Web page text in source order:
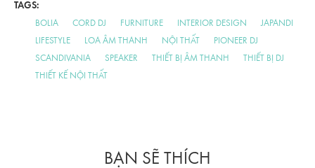
TAGS:
BOLIA CORD DJ FURNITURE INTERIOR DESIGN
JAPANDI
LIFESTYLE
LOA ÂM THANH NỘI THẤT
PIONEER DJ
SCANDIVANIA
SPEAKER THIẾT BỊ ÂM THANH
THIẾT BỊ DJ
THIẾT KẾ NỘI THẤT
BẠN SẼ THÍCH